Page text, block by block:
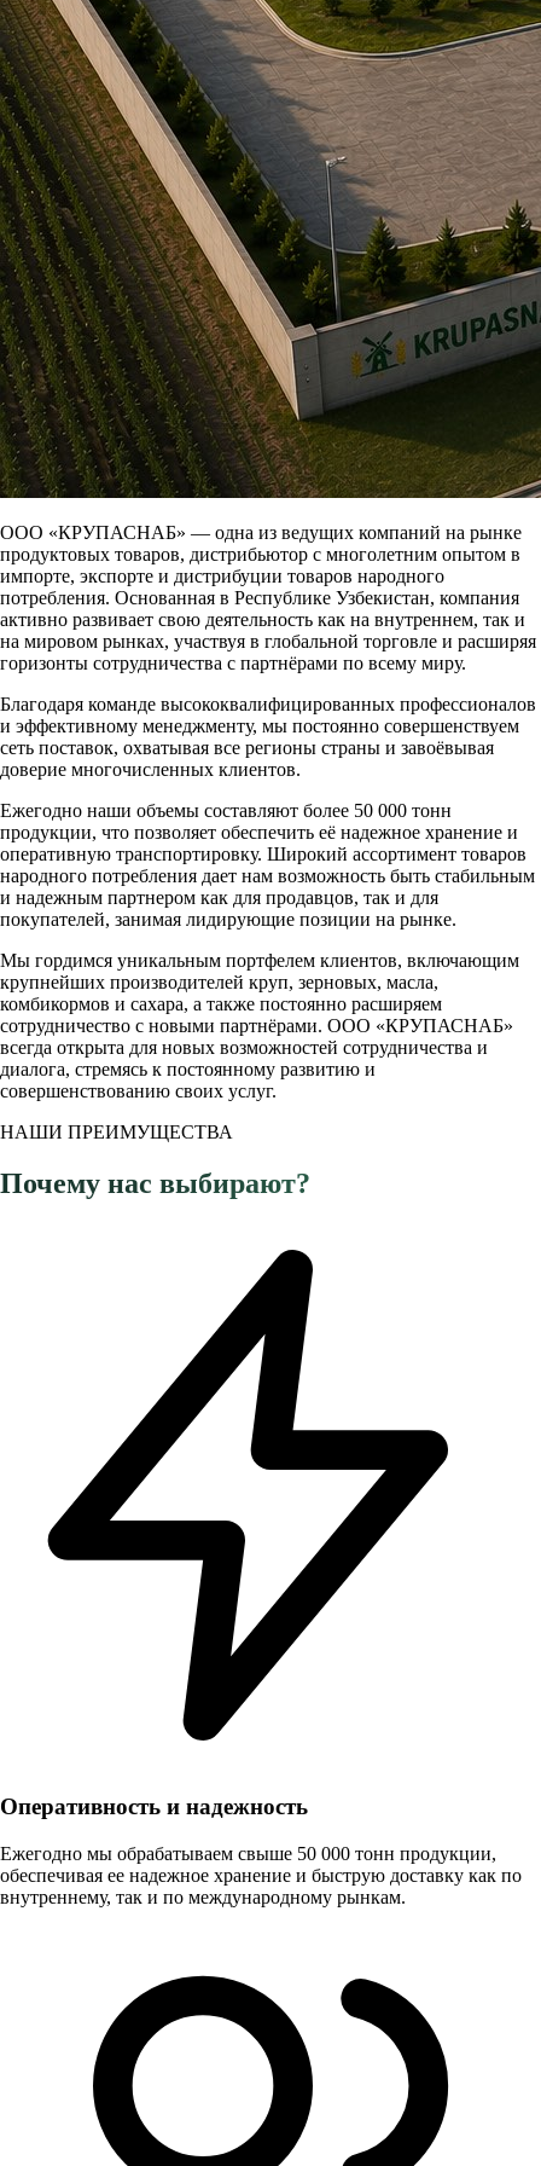
ООО «КРУПАСНАБ» — одна из ведущих компаний на рынке
продуктовых товаров, дистрибьютор с многолетним опытом в
импорте, экспорте и дистрибуции товаров народного
потребления. Основанная в Республике Узбекистан, компания
активно развивает свою деятельность как на внутреннем, так и
на мировом рынках, участвуя в глобальной торговле и расширяя
горизонты сотрудничества с партнёрами по всему миру.
Благодаря команде высококвалифицированных профессионалов
и эффективному менеджменту, мы постоянно совершенствуем
сеть поставок, охватывая все регионы страны и завоёвывая
доверие многочисленных клиентов.
Ежегодно наши объемы составляют более 50 000 тонн
продукции, что позволяет обеспечить её надежное хранение и
оперативную транспортировку. Широкий ассортимент товаров
народного потребления дает нам возможность быть стабильным
и надежным партнером как для продавцов, так и для
покупателей, занимая лидирующие позиции на рынке.
Мы гордимся уникальным портфелем клиентов, включающим
крупнейших производителей круп, зерновых, масла,
комбикормов и сахара, а также постоянно расширяем
сотрудничество с новыми партнёрами. ООО «КРУПАСНАБ»
всегда открыта для новых возможностей сотрудничества и
диалога, стремясь к постоянному развитию и
совершенствованию своих услуг.
НАШИ ПРЕИМУЩЕСТВА
Почему нас выбирают?
Оперативность и надежность
Ежегодно мы обрабатываем свыше 50 000 тонн продукции,
обеспечивая ее надежное хранение и быструю доставку как по
внутреннему, так и по международному рынкам.